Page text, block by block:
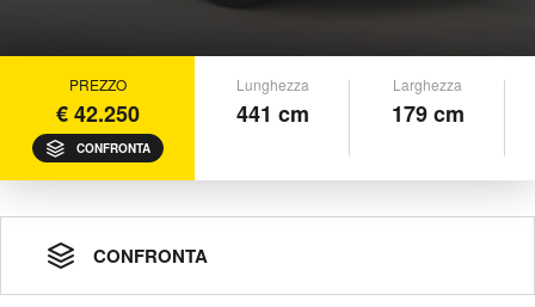
PREZZO
€ 42.250
CONFRONTA
Lunghezza
441 cm
Larghezza
179 cm
CONFRONTA